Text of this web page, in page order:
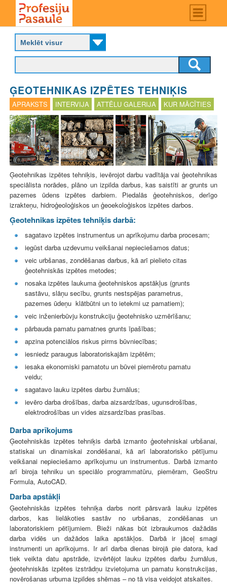
main
content
Main
menu
P
o
f
e
i
j
u
p
a
s
a
u
l
e
ĢEOTEHNIKAS IZPĒTES TEHNIĶIS
APRAKSTS INTERVIJA ATTĒLU GALERIJA KUR MĀCĪTIES
Ģeotehnikas izpētes tehniķis, ievērojot darbu vadītāja vai ģeotehnikas
speciālista norādes, plāno un izpilda darbus, kas saistīti ar grunts un
pazemes ūdens izpētes darbiem. Piedalās ģeotehniskos, derīgo
izrakteņu, hidroģeoloģiskos un ģeoekoloģiskos izpētes darbos.
Ģeotehnikas izpētes tehniķis darbā:
sagatavo izpētes instrumentus un aprīkojumu darba procesam;
iegūst darba uzdevumu veikšanai nepieciešamos datus;
veic urbšanas, zondēšanas darbus, kā arī pielieto citas
ģeotehniskās izpētes metodes;
nosaka izpētes laukuma ģeotehniskos apstākļus (grunts
sastāvu, slāņu secību, grunts nestspējas parametrus,
pazemes ūdeņu klātbūtni un to ietekmi uz pamatiem);
veic inženierbūvju konstrukciju ģeotehnisko uzmērīšanu;
pārbauda pamatu pamatnes grunts īpašības;
apzina potenciālos riskus pirms būvniecības;
iesniedz paraugus laboratoriskajām izpētēm;
iesaka ekonomiski pamatotu un būvei piemērotu pamatu
veidu;
sagatavo lauku izpētes darbu žurnālus;
ievēro darba drošības, darba aizsardzības, ugunsdrošības,
elektrodrošības un vides aizsardzības prasības.
Darba aprīkojums
Ģeotehniskās izpētes tehniķis darbā izmanto ģeotehniskai urbšanai,
statiskai un dinamiskai zondēšanai, kā arī laboratorisko pētījumu
veikšanai nepieciešamo aprīkojumu un instrumentus. Darbā izmanto
arī biroja tehniku un speciālo programmatūru, piemēram, GeoStru
Formula, AutoCAD.
Darba apstākļi
Ģeotehniskās izpētes tehniķa darbs norit pārsvarā lauku izpētes
darbos, kas lielākoties sastāv no urbšanas, zondēšanas un
laboratoriskiem pētījumiem. Bieži nākas būt izbraukumos dažādās
darba vidēs un dažādos laika apstākļos. Darbā ir jāceļ smagi
instrumenti un aprīkojums. Ir arī darba dienas birojā pie datora, kad
tiek veikta datu apstrāde, izvērtējot lauku izpētes darbu žurnālus,
ģeotehniskās izpētes izstrādņu izvietojuma un pamatu konstrukcijas,
novērošanas urbuma izpildes shēmas – no tā visa veidojot atskaites.